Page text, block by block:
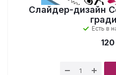
Слайдер-дизайн
Есть в